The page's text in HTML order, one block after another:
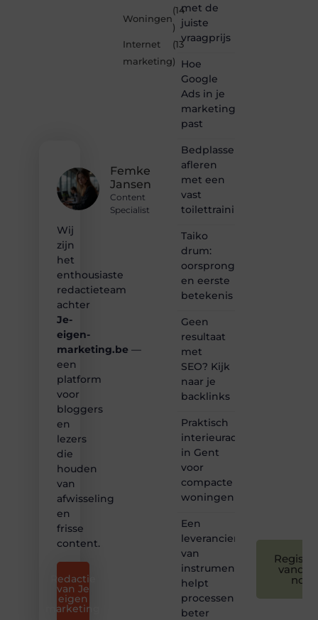
Femke
Jansen
Content
Specialist
Wij
zijn
het
enthousiaste
redactieteam
achter
Je-
eigen-
marketing.be —
een
platform
voor
bloggers
en
lezers
die
houden
van
afwisseling
en
frisse
content.
Redactie
van Je
eigen
marketing
Woningen
(14
)
Internet
marketing
(13
)
met de
juiste
vraagprijs
Hoe
Google
Ads in je
marketingmix
past
Bedplassen
afleren
met een
vast
toilettrainingschema
Taiko
drum:
oorsprong
en eerste
betekenis
Geen
resultaat
met
SEO? Kijk
naar je
backlinks
Praktisch
interieuradvies
in Gent
voor
compacte
woningen
Een
leverancier
van
instrumentatie
helpt
processen
beter
nog